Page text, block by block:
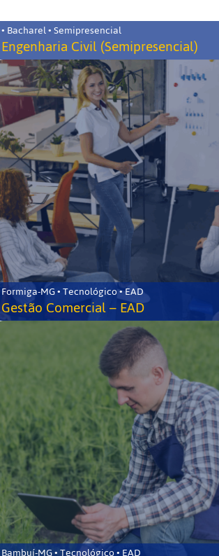
• Bacharel • Semipresencial
Engenharia Civil (Semipresencial)
Formiga-MG • Tecnológico • EAD
Gestão Comercial – EAD